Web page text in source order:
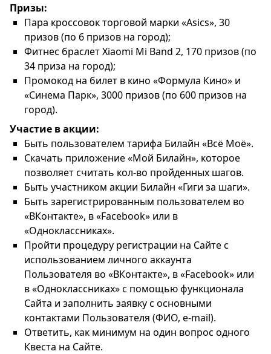
Призы:
Пара кроссовок торговой марки «Asics», 30
призов (по 6 призов на город);
Фитнес браслет Xiaomi Mi Band 2, 170 призов (по
34 приза на город);
Промокод на билет в кино «Формула Кино» и
«Синема Парк», 3000 призов (по 600 призов на
город).
Участие в акции:
Быть пользователем тарифа Билайн «Всё Моё».
Скачать приложение «Мой Билайн», которое
позволяет считать кол-во пройденных шагов.
Быть участником акции Билайн «Гиги за шаги».
Быть зарегистрированным пользователем во
«ВКонтакте», в «Facebook» или в
«Одноклассниках».
Пройти процедуру регистрации на Сайте с
использованием личного аккаунта
Пользователя во «ВКонтакте», в «Facebook» или
в «Одноклассниках» с помощью функционала
Сайта и заполнить заявку с основными
контактами Пользователя (ФИО, e-mail).
Ответить, как минимум на один вопрос одного
Квеста на Сайте.